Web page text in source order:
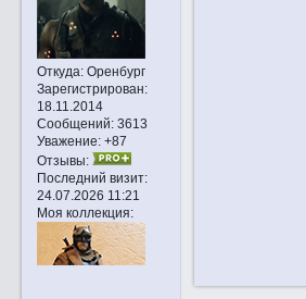
Откуда:Оренбург
Зарегистрирован:
18.11.2014
Сообщений:3613
Уважение: +87
Отзывы:
Последний визит:
24.07.2026 11:21
Моя коллекция: